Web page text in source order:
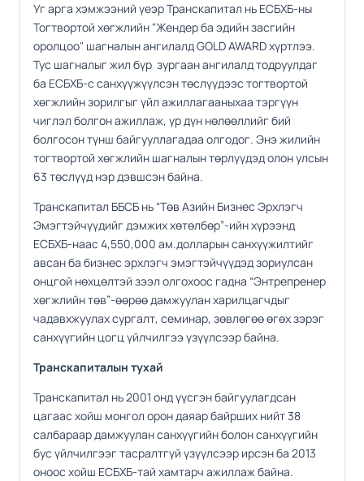
Уг арга хэмжээний үеэр Транскапитал нь ЕСБХБ-ны
Тогтвортой хөгжлийн "Жендер ба эдийн засгийн
оролцоо" шагналын ангилалд GOLD AWARD хүртлээ.
Тус шагналыг жил бүр зургаан ангилалд тодруулдаг
ба ЕСБХБ-с санхүүжүүлсэн төслүүдээс тогтвортой
хөгжлийн зорилгыг үйл ажиллагааныхаа тэргүүн
чиглэл болгон ажиллаж, үр дүн нөлөөллийг бий
болгосон түнш байгууллагадаа олгодог. Энэ жилийн
тогтвортой хөгжлийн шагналын төрлүүдэд олон улсын
63 төслүүд нэр дэвшсэн байна.
Транскапитал ББСБ нь “Төв Азийн Бизнес Эрхлэгч
Эмэгтэйчүүдийг дэмжих хөтөлбөр”-ийн хүрээнд
ЕСБХБ-наас 4,550,000 ам.долларын санхүүжилтийг
авсан ба бизнес эрхлэгч эмэгтэйчүүдэд зориулсан
онцгой нөхцөлтэй зээл олгохоос гадна “Энтрепренер
хөгжлийн төв”-өөрөө дамжуулан харилцагчдыг
чадавхжуулах сургалт, семинар, зөвлөгөө өгөх зэрэг
санхүүгийн цогц үйлчилгээ үзүүлсээр байна.
Транскапиталын тухай
Транскапитал нь 2001 онд үүсгэн байгуулагдсан
цагаас хойш монгол орон даяар байрших нийт 38
салбараар дамжуулан санхүүгийн болон санхүүгийн
бус үйлчилгээг тасралтгүй үзүүлсээр ирсэн ба 2013
оноос хойш ЕСБХБ-тай хамтарч ажиллаж байна.